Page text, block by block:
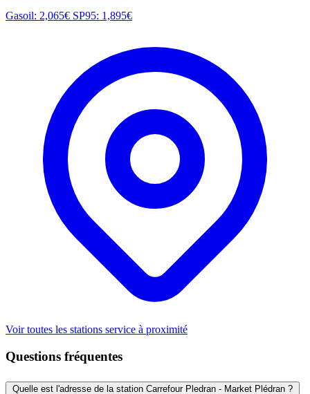
Gasoil: 2,065€ SP95: 1,895€
Voir toutes les stations service à proximité
Questions fréquentes
Quelle est l'adresse de la station Carrefour Pledran - Market Plédran ?